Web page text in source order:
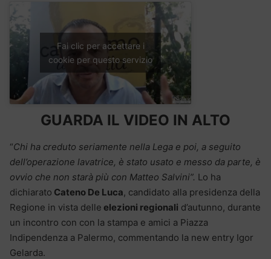
Fai clic per accettare i
cookie per questo servizio
GUARDA IL VIDEO IN ALTO
“Chi ha creduto seriamente nella Lega e poi, a seguito
dell’operazione lavatrice, è stato usato e messo da parte, è
ovvio che non starà più con Matteo Salvini”. Lo ha
dichiarato Cateno De Luca, candidato alla presidenza della
Regione in vista delle elezioni regionali d’autunno, durante
un incontro con con la stampa e amici a Piazza
Indipendenza a Palermo, commentando la new entry Igor
Gelarda.